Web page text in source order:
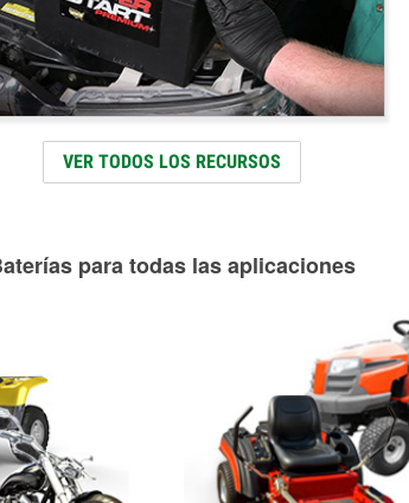
VER TODOS LOS RECURSOS
para todas las aplicaciones